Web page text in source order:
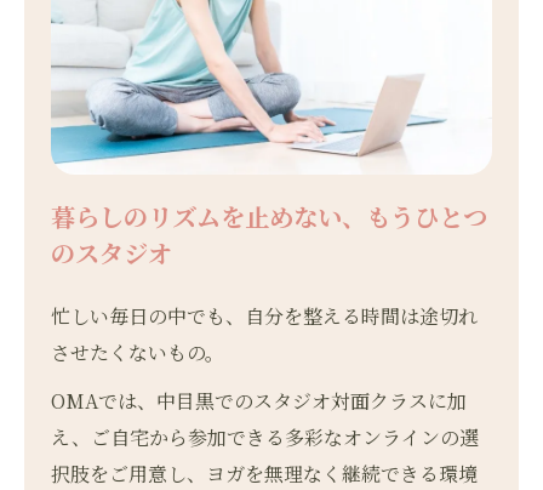
暮らしのリズムを止めない、もうひとつ
のスタジオ
忙しい毎日の中でも、自分を整える時間は途切れ
させたくないもの。
OMAでは、中目黒でのスタジオ対面クラスに加
え、ご自宅から参加できる多彩なオンラインの選
択肢をご用意し、ヨガを無理なく継続できる環境